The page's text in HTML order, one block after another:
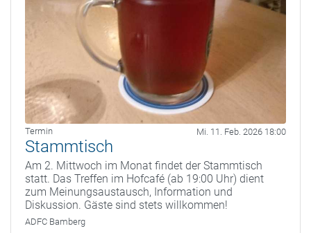
Termin Mi. 11. Feb. 2026 18:00
Stammtisch
Am 2. Mittwoch im Monat findet der Stammtisch
statt. Das Treffen im Hofcafé (ab 19:00 Uhr) dient
zum Meinungsaustausch, Information und
Diskussion. Gäste sind stets willkommen!
ADFC Bamberg